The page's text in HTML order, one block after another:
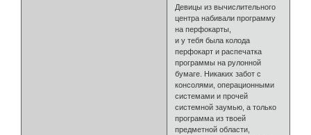
Девицы из вычислительного
центра набивали программу
на перфокарты,
и у тебя была колода
перфокарт и распечатка
программы на рулонной
бумаге. Никаких забот с
консолями, операционными
системами и прочей
системной заумью, а только
программа из твоей
предметной области,